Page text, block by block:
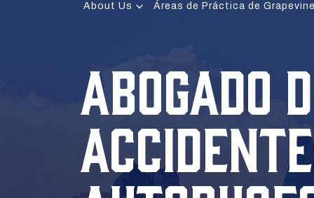
About Us Áreas de Práctica de Grapevine
ABOGADO